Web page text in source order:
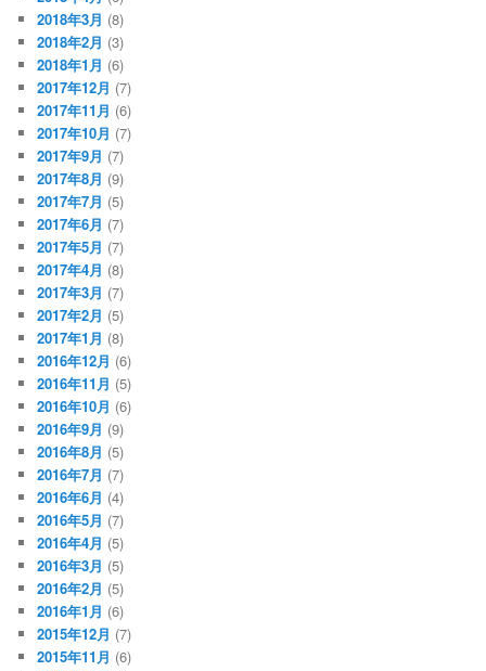
2018年3月 (8)
2018年2月 (3)
2018年1月 (6)
2017年12月 (7)
2017年11月 (6)
2017年10月 (7)
2017年9月 (7)
2017年8月 (9)
2017年7月 (5)
2017年6月 (7)
2017年5月 (7)
2017年4月 (8)
2017年3月 (7)
2017年2月 (5)
2017年1月 (8)
2016年12月 (6)
2016年11月 (5)
2016年10月 (6)
2016年9月 (9)
2016年8月 (5)
2016年7月 (7)
2016年6月 (4)
2016年5月 (7)
2016年4月 (5)
2016年3月 (5)
2016年2月 (5)
2016年1月 (6)
2015年12月 (7)
2015年11月 (6)